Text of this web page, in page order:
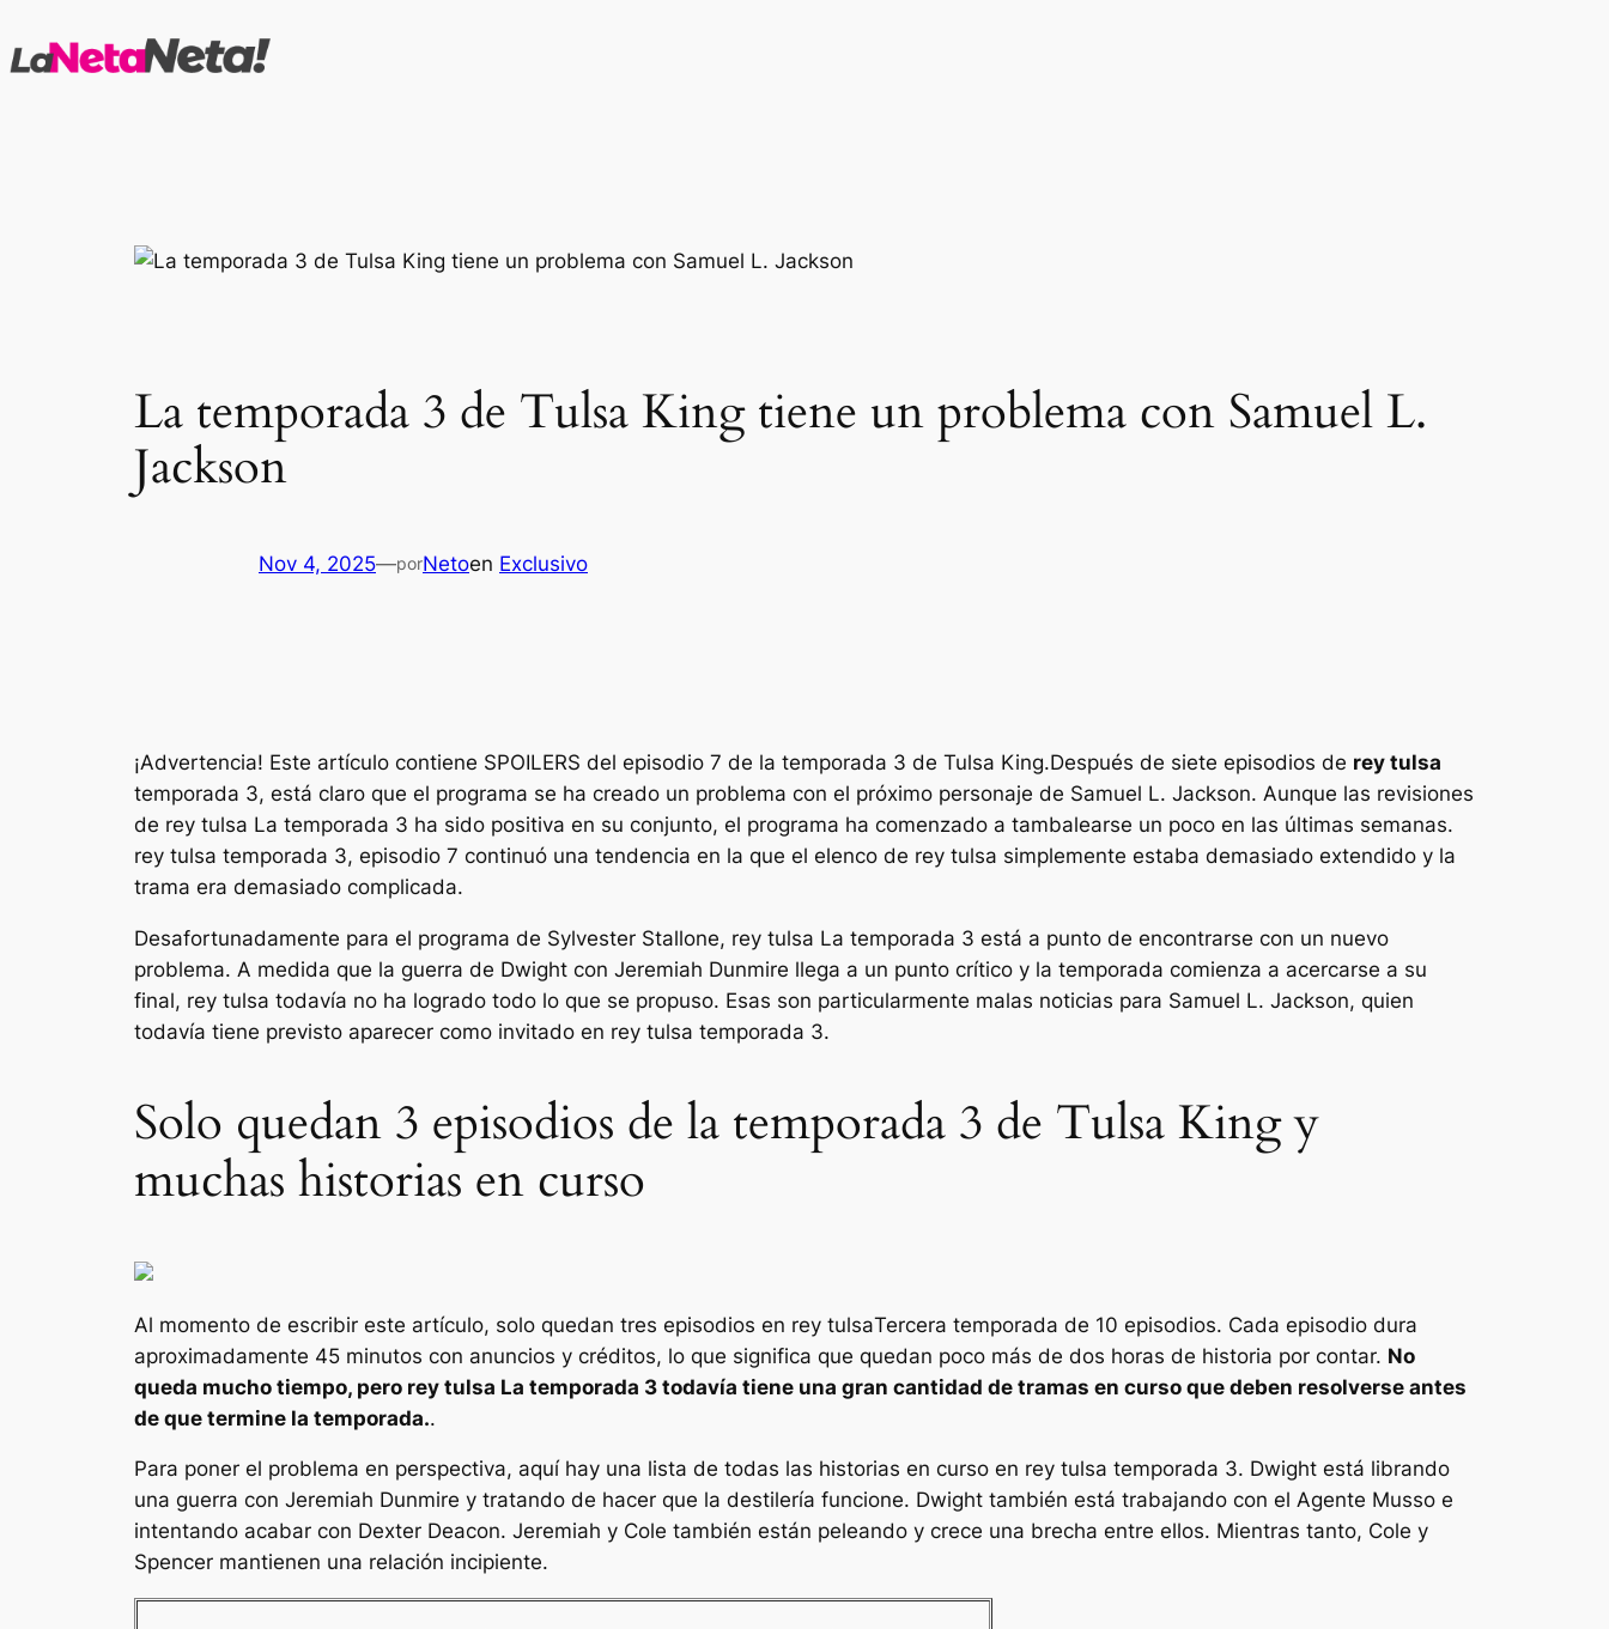
al
La temporada 3 de Tulsa King tiene un problema con Samuel L.
Jackson
Nov 4, 2025—porNetoen Exclusivo
¡Advertencia! Este artículo contiene SPOILERS del episodio 7 de la temporada 3 de Tulsa King.Después de siete episodios de rey tulsa
temporada 3, está claro que el programa se ha creado un problema con el próximo personaje de Samuel L. Jackson. Aunque las revisiones
de rey tulsa La temporada 3 ha sido positiva en su conjunto, el programa ha comenzado a tambalearse un poco en las últimas semanas.
rey tulsa temporada 3, episodio 7 continuó una tendencia en la que el elenco de rey tulsa simplemente estaba demasiado extendido y la
trama era demasiado complicada.
Desafortunadamente para el programa de Sylvester Stallone, rey tulsa La temporada 3 está a punto de encontrarse con un nuevo
problema. A medida que la guerra de Dwight con Jeremiah Dunmire llega a un punto crítico y la temporada comienza a acercarse a su
final, rey tulsa todavía no ha logrado todo lo que se propuso. Esas son particularmente malas noticias para Samuel L. Jackson, quien
todavía tiene previsto aparecer como invitado en rey tulsa temporada 3.
Solo quedan 3 episodios de la temporada 3 de Tulsa King y
muchas historias en curso
Al momento de escribir este artículo, solo quedan tres episodios en rey tulsaTercera temporada de 10 episodios. Cada episodio dura
aproximadamente 45 minutos con anuncios y créditos, lo que significa que quedan poco más de dos horas de historia por contar. No
queda mucho tiempo, pero rey tulsa La temporada 3 todavía tiene una gran cantidad de tramas en curso que deben resolverse antes
de que termine la temporada..
Para poner el problema en perspectiva, aquí hay una lista de todas las historias en curso en rey tulsa temporada 3. Dwight está librando
una guerra con Jeremiah Dunmire y tratando de hacer que la destilería funcione. Dwight también está trabajando con el Agente Musso e
intentando acabar con Dexter Deacon. Jeremiah y Cole también están peleando y crece una brecha entre ellos. Mientras tanto, Cole y
Spencer mantienen una relación incipiente.